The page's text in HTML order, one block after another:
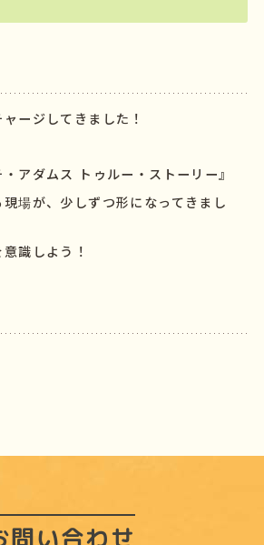
ージしてきました！
アダムス トゥルー・ストーリー』
現場が、少しずつ形になってきまし
識しよう！
問い合わせ